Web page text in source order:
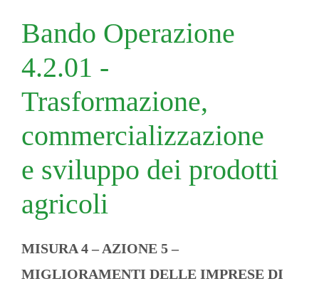
Bando Operazione
4.2.01 -
Trasformazione,
commercializzazione
e sviluppo dei prodotti
agricoli
MISURA 4 – AZIONE 5 –
MIGLIORAMENTI DELLE IMPRESE DI